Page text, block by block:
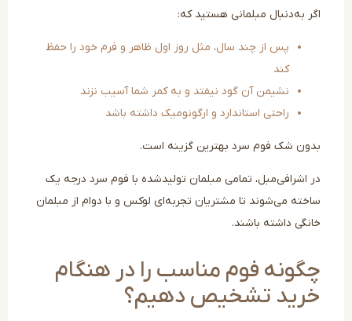
به‌دنبال مبلمانی هستید که:
پس از چند سال، مثل روز اول ظاهر و فرم خود را حفظ
نشیمن آن گود نیفتد و به کمر شما آسیب نزند
راحتی استاندارد و ارگونومیک داشته باشد
شک فوم سرد بهترین گزینه است.
اشرافی‌مبل، تمامی مبلمان تولیدشده با فوم سرد درجه یک
می‌شوند تا مشتریان تجربه‌ای لوکس و با دوام از مبلمان
داشته باشند.
فوم مناسب را در هنگام
تشخیص دهیم؟